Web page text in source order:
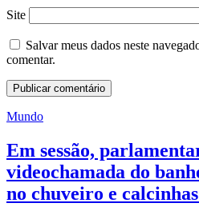
Site
Salvar meus dados neste
comentar.
Mundo
Em sessão,
videochamada do
no chuveiro e